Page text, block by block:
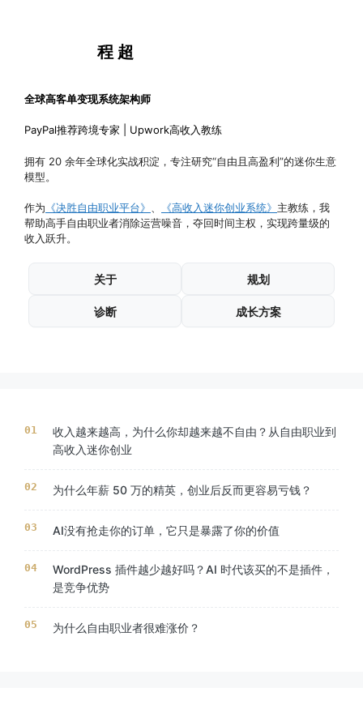
程 超
全球高客单变现系统架构师
PayPal推荐跨境专家 | Upwork高收入教练
拥有 20 余年全球化实战积淀，专注研究“自由且高盈利”的迷你生意
模型。
作为 《决胜自由职业平台》 《高收入迷你创业系统》 主教练，我
帮助高手自由职业者消除运营噪音，夺回时间主权，实现跨量级的
收入跃升。
关于 规划
诊断 成长方案
收入越来越高，为什么你却越来越不自由？从自由职业到
高收入迷你创业
为什么年薪 50 万的精英，创业后反而更容易亏钱？
AI没有抢走你的订单，它只是暴露了你的价值
WordPress 插件越少越好吗？AI 时代该买的不是插件，
是竞争优势
为什么自由职业者很难涨价？